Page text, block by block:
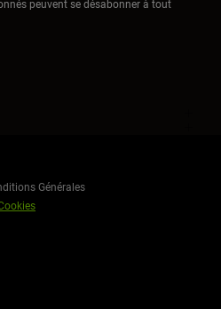
peuvent se désabonner à tout
Générales